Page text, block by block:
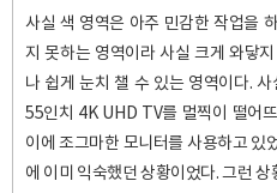
사실 색 영역은 아주 민감한 작업을
지 못하는 영역이라 사실 크게 와닿
나 쉽게 눈치 챌 수 있는 영역이다.
55인치 4K UHD TV를 멀찍이 떨어
이에 조그마한 모니터를 사용하고
에 이미 익숙했던 상황이었다. 그런